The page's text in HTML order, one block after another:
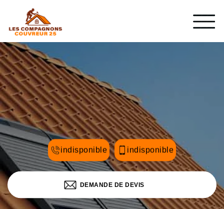
indisponible indisponible
DEMANDE DE DEVIS